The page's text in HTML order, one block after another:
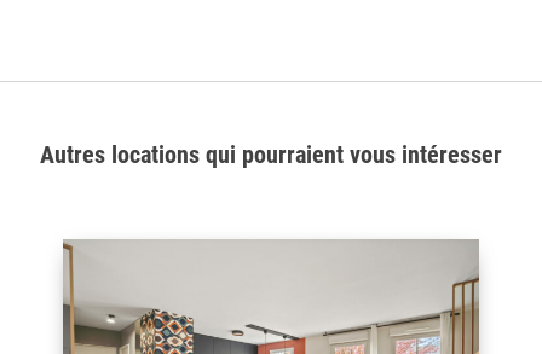
Autres locations qui pourraient vous intéresser